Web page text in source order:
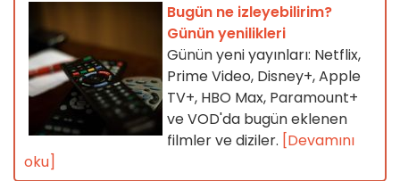
Bugün ne izleyebilirim?
Günün yenilikleri
Günün yeni yayınları: Netflix,
Prime Video, Disney+, Apple
TV+, HBO Max, Paramount+
ve VOD'da bugün eklenen
filmler ve diziler. [Devamını
oku]